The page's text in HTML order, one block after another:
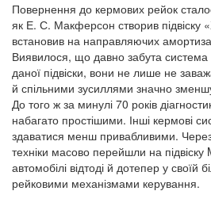
Повернення до кермових рейок
як Е. С. Макферсон створив підвіску
встановив на направляючих
Виявилося, що давно забута система
даної підвіски, вони не лише не
й спільними зусиллями значно
До того ж за минулі 70 років
набагато простішими. Інші кермові
здаватися менш привабливими.
техніки масово перейшли на підвіску
автомобілі відтоді й дотепер у своїй
рейковими механізмами керування.